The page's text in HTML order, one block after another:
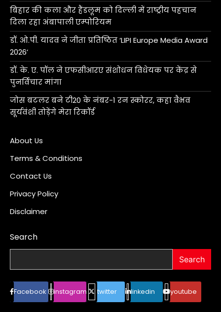
बिहार की कला और हैंडलूम को दिल्ली में राष्ट्रीय पहचान
दिला रहा अंबापाली एम्पोरियम
डॉ. ओ.पी. यादव ने जीता प्रतिष्ठित ‘LIPI Europe Media Award
2026’
डॉ. के. ए. पॉल ने एफसीआरए संशोधन विधेयक पर केंद्र से
पुनर्विचार मांगा
जोस बटलर बने टी20 के नंबर-1 रन स्कोरर, कहा वैभव
सूर्यवंशी तोड़ेंगे मेरा रिकॉर्ड
About Us
Terms & Conditions
Contact Us
Privacy Policy
Disclaimer
Search
Search
Facebook instagram twitter linkedin youtube